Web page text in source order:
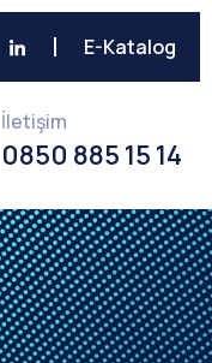
E-Katalog
İletişim
0850 885 15 14